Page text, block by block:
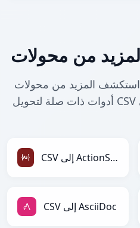
استكشف المزيد من محولات CSV إلى PNG. ابحث عن
CSV إلى ActionScript
CSV إلى AsciiDoc